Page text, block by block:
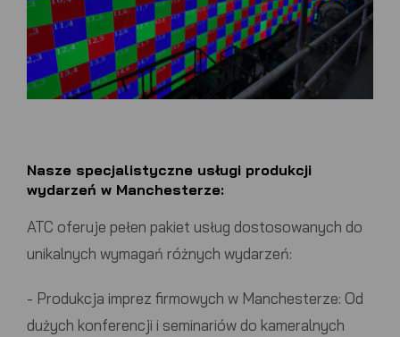
Nasze specjalistyczne usługi produkcji
wydarzeń w Manchesterze:
ATC oferuje pełen pakiet usług dostosowanych do
unikalnych wymagań różnych wydarzeń:
- Produkcja imprez firmowych w Manchesterze: Od
dużych konferencji i seminariówdo kameralnych